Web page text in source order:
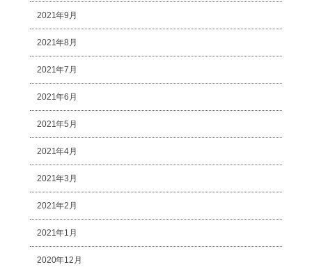
2021年9月
2021年8月
2021年7月
2021年6月
2021年5月
2021年4月
2021年3月
2021年2月
2021年1月
2020年12月